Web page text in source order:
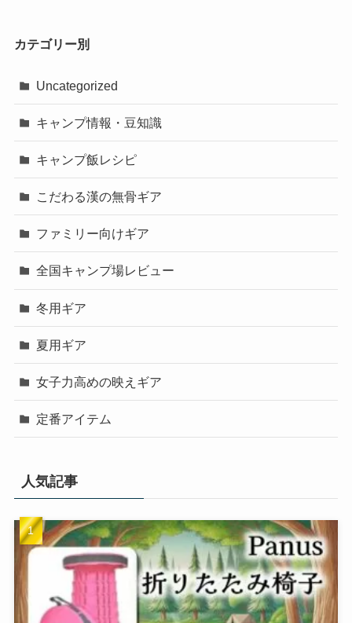
カテゴリー別
Uncategorized
キャンプ情報・豆知識
キャンプ飯レシピ
こだわる漢の無骨ギア
ファミリー向けギア
全国キャンプ場レビュー
冬用ギア
夏用ギア
女子力高めの映えギア
定番アイテム
人気記事